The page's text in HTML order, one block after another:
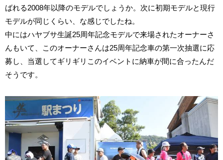
ばれる2008年以降のモデルでしょうか。次に初期モデルと現行
モデルが同じくらい、な感じでしたね。
中にはハヤブサ生誕25周年記念モデルで来場されたオーナーさ
んもいて、このオーナーさんは25周年記念車の第一次抽選に応
募し、当選してギリギリこのイベントに納車が間に合ったんだ
そうです。